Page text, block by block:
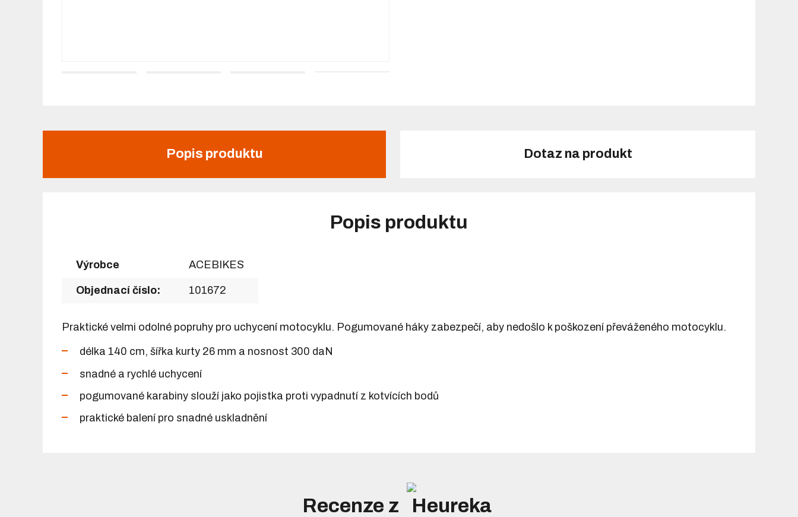
Popis produktu Dotaz na produkt
Popis produktu
Výrobce ACEBIKES
Objednací číslo: 101672
Praktické velmi odolné popruhy pro uchycení motocyklu. Pogumované háky zabezpečí, aby nedošlo k poškození převáženého motocyklu.
délka 140 cm, šířka kurty 26 mm a nosnost 300 daN
snadné a rychlé uchycení
pogumované karabiny slouží jako pojistka proti vypadnutí z kotvících bodů
praktické balení pro snadné uskladnění
Recenze z